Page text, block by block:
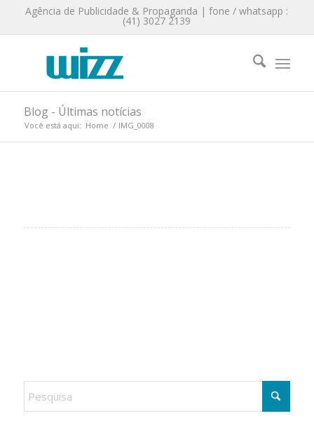
Agência de Publicidade & Propaganda | fone / whatsapp :
(41) 3027 2139
Blog - Últimas notícias
Você está aqui: Home / IMG_0008